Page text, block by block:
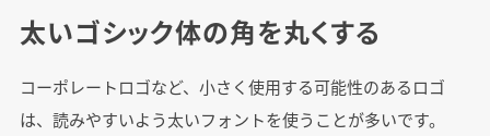
太いゴシック体の角を丸くする
コーポレートロゴなど、小さく使用する可能性のあるロゴ
は、読みやすいよう太いフォントを使うことが多いです。